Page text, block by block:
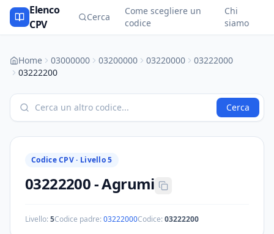
Elenco
CPV
Cerca
Come scegliere un
codice
Chi
siamo
Home 03000000 03200000 03220000
03222000
03222200
Cerca
Codice CPV · Livello 5
03222200-Agrumi
Livello:5Codice padre:03222000Codice:03222200